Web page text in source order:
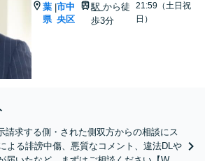
葉
県
|市中
央区
駅から徒
歩3分
21:59（土日祝
日）
請求する側・された側双方からの相談にス
よる誹謗中傷、悪質なコメント、違法DLや